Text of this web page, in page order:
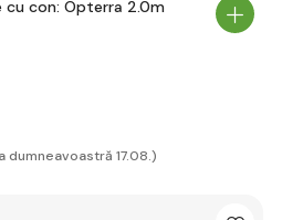
con: Opterra 2.0m
dumneavoastră 17.08.)